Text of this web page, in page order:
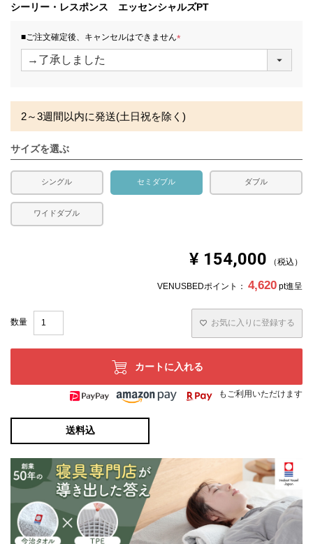
生産国 日本
備考
【エコマーク対象商品】
・価格はマットレス単体購入の金額です。
・配達日指定ＯＫ！
※北海道・沖縄・離島等一部地域へのお届けは別途送料が
シーリー・レスポンス エッセンシャルズPT
■ご注文確定後、キャンセルはできません
(
2～3週間以内に発送(土日祝を除く)
サイズを選ぶ
シングル セミダブル ダブル
ワイドダブル
¥ 154,000 税込
VENUSBEDポイント： 4,620 pt進呈
お気に入りに登録する
カートに入れる
もご利用いただけます
送料込